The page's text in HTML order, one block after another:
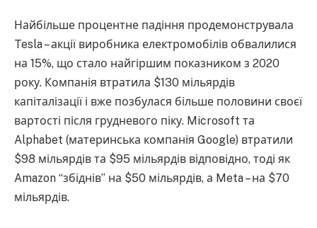
Найбільше процентне падіння продемонструвала
Tesla – акції виробника електромобілів обвалилися
на 15%, що стало найгіршим показником з 2020
року. Компанія втратила $130 мільярдів
капіталізації і вже позбулася більше половини своєї
вартості після грудневого піку. Microsoft та
Alphabet (материнська компанія Google) втратили
$98 мільярдів та $95 мільярдів відповідно, тоді як
Amazon “збіднів” на $50 мільярдів, а Meta – на $70
мільярдів.